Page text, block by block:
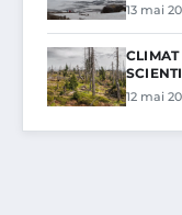
13 mai
CLIMAT
12 mai